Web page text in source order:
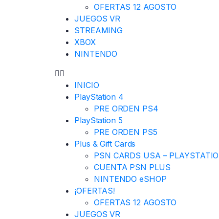
OFERTAS 12 AGOSTO
JUEGOS VR
STREAMING
XBOX
NINTENDO
INICIO
PlayStation 4
PRE ORDEN PS4
PlayStation 5
PRE ORDEN PS5
Plus & Gift Cards
PSN CARDS USA –
CUENTA PSN PLUS
NINTENDO eSHOP
¡OFERTAS!
OFERTAS 12 AGOSTO
JUEGOS VR